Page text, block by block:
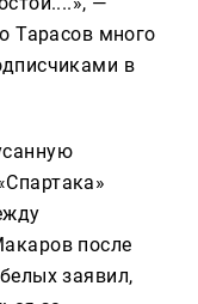
Тарасов много
в
после
заявил,